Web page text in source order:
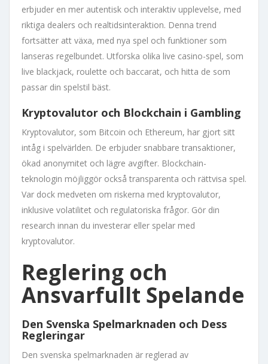
erbjuder en mer autentisk och interaktiv upplevelse, med
riktiga dealers och realtidsinteraktion. Denna trend
fortsätter att växa, med nya spel och funktioner som
lanseras regelbundet. Utforska olika live casino-spel, som
live blackjack, roulette och baccarat, och hitta de som
passar din spelstil bäst.
Kryptovalutor och Blockchain i Gambling
Kryptovalutor, som Bitcoin och Ethereum, har gjort sitt
intåg i spelvärlden. De erbjuder snabbare transaktioner,
ökad anonymitet och lägre avgifter. Blockchain-
teknologin möjliggör också transparenta och rättvisa spel.
Var dock medveten om riskerna med kryptovalutor,
inklusive volatilitet och regulatoriska frågor. Gör din
research innan du investerar eller spelar med
kryptovalutor.
Reglering och
Ansvarfullt Spelande
Den Svenska Spelmarknaden och Dess
Regleringar
Den svenska spelmarknaden är reglerad av